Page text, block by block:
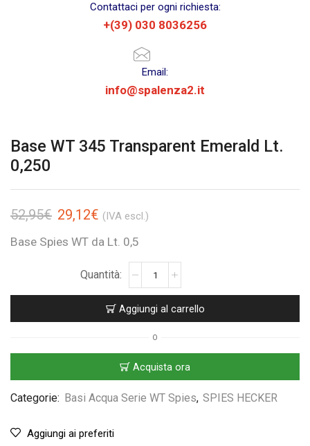
Contattaci per ogni richiesta:
+(39) 030 8036256
Email:
info@spalenza2.it
Base WT 345 Transparent Emerald Lt.
0,250
52,95€ 29,12€ (IVA escl.)
Base Spies WT da Lt. 0,5
Aggiungi al carrello
O
Acquista ora
Categorie: Basi Acqua Serie WT Spies, SPIES HECKER
Aggiungi ai preferiti